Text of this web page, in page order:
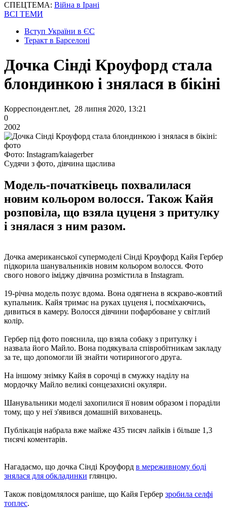
СПЕЦТЕМА: Війна в Ірані
ВСІ ТЕМИ
Вступ України в ЄС
Теракт в Барселоні
Дочка Сінді Кроуфорд стала
блондинкою і знялася в бікіні
Корреспондент.net, 28 липня 2020, 13:21
0
2002
Фото: Instagram/kaiagerber
Судячи з фото, дівчина щаслива
Модель-початківець похвалилася
новим кольором волосся. Також Кайя
розповіла, що взяла цуценя з притулку
і знялася з ним разом.
Дочка американської супермоделі Сінді Кроуфорд Кайя Гербер
підкорила шанувальників новим кольором волосся. Фото
свого нового іміджу дівчина розмістила в Instagram.
19-річна модель позує вдома. Вона одягнена в яскраво-жовтий
купальник. Кайя тримає на руках цуценя і, посміхаючись,
дивиться в камеру. Волосся дівчини пофарбоване у світлий
колір.
Гербер під фото пояснила, що взяла собаку з притулку і
назвала його Майло. Вона подякувала співробітникам закладу
за те, що допомогли їй знайти чотириногого друга.
На іншому знімку Кайя в сорочці в смужку наділу на
мордочку Майло великі сонцезахисні окуляри.
Шанувальники моделі захопилися її новим образом і пораділи
тому, що у неї з'явився домашній вихованець.
Публікація набрала вже майже 435 тисяч лайків і більше 1,3
тисячі коментарів.
Нагадаємо, що дочка Сінді Кроуфорд в мереживному боді
знялася для обкладинки глянцю.
Також повідомлялося раніше, що Кайя Гербер зробила селфі
топлес.